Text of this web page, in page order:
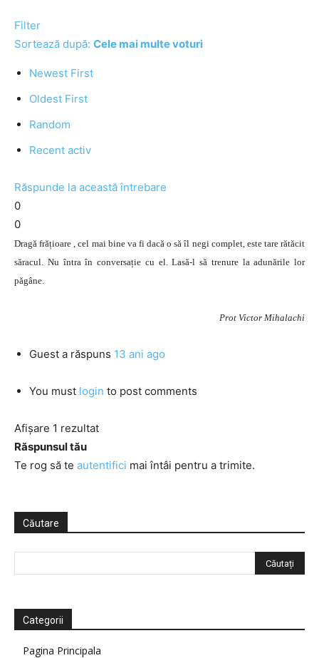
Filter
Sortează după: Cele mai multe voturi
Newest First
Oldest First
Random
Recent activ
Răspunde la această întrebare
0
0
Dragă frățioare , cel mai bine va fi dacă o să îl negi complet, este tare rătăcit
săracul. Nu întra în conversație cu el. Lasă-l să trenure la adunările lor
păgâne.
Prot Victor Mihalachi
Guest a răspuns 13 ani ago
You must login to post comments
Afișare 1 rezultat
Răspunsul tău
Te rog să te autentifici mai întâi pentru a trimite.
Căutare
Categorii
Pagina Principala